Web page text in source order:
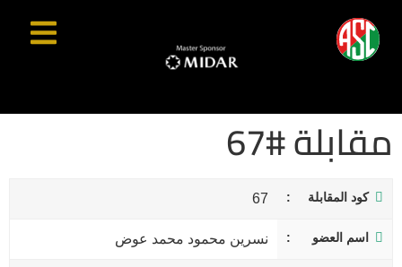
مقابلة #67
كود المقابلة 67
اسم العضو نسرين محمود محمد عوض